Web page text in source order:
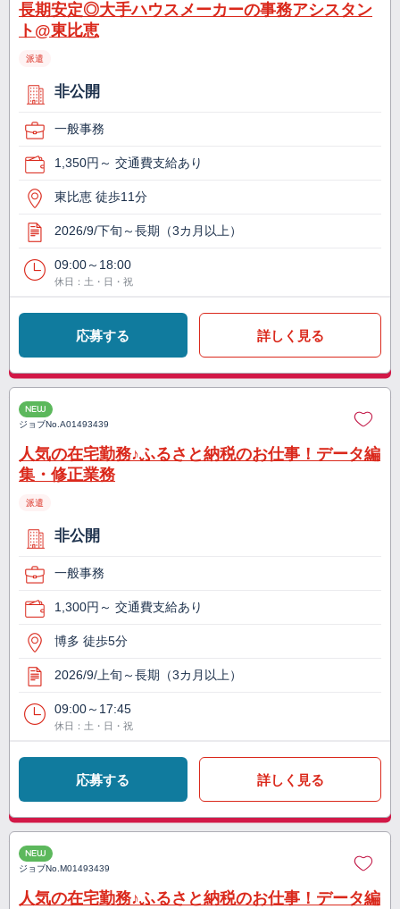
長期安定◎大手ハウスメーカーの事務アシスタン
ト@東比恵
派遣
非公開
一般事務
1,350円～ 交通費支給あり
東比恵 徒歩11分
2026/9/下旬～長期（3カ月以上）
09:00～18:00
休日：土・日・祝
応募する 詳しく見る
NEW
ジョブNo.A01493439
人気の在宅勤務♪ふるさと納税のお仕事！データ編
集・修正業務
派遣
非公開
一般事務
1,300円～ 交通費支給あり
博多 徒歩5分
2026/9/上旬～長期（3カ月以上）
09:00～17:45
休日：土・日・祝
応募する 詳しく見る
NEW
ジョブNo.M01493439
人気の在宅勤務♪ふるさと納税のお仕事！データ編